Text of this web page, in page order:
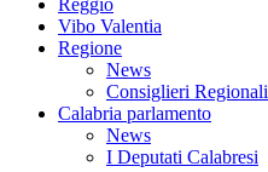
Reggio
Vibo Valentia
Regione
News
Consiglieri Regionali
Calabria parlamento
News
I Deputati Calabresi